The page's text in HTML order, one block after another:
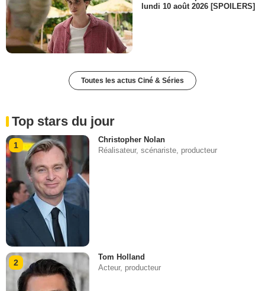
lundi 10 août 2026 [SPOILERS]
Toutes les actus Ciné & Séries
Top stars du jour
1
Christopher Nolan
Réalisateur, scénariste, producteur
2
Tom Holland
Acteur, producteur